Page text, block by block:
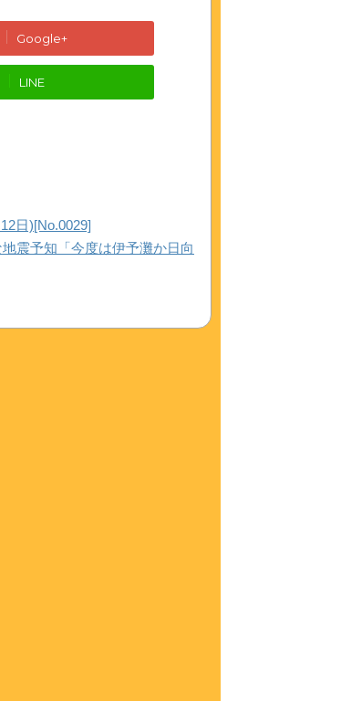
Google+
LINE
日)[No.0029]
震予知「今度は伊予灘か日向